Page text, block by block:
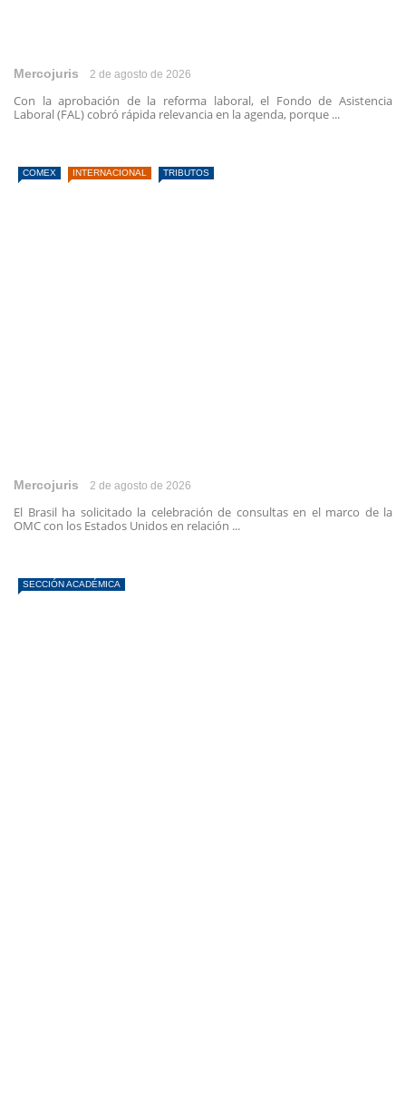
Mercojuris 2 de agosto de 2026
Con la aprobación de la reforma laboral, el Fondo de Asistencia
Laboral (FAL) cobró rápida relevancia en la agenda, porque ...
COMEX INTERNACIONAL TRIBUTOS
Mercojuris 2 de agosto de 2026
El Brasil ha solicitado la celebración de consultas en el marco de la
OMC con los Estados Unidos en relación ...
SECCIÓN ACADÉMICA